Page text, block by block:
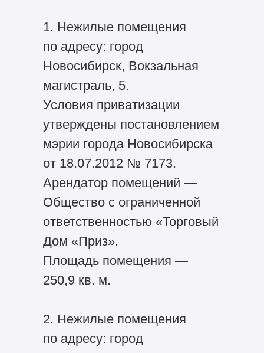
1. Нежилые помещения
по адресу: город
Новосибирск, Вокзальная
магистраль, 5.
Условия приватизации
утверждены постановлением
мэрии города Новосибирска
от 18.07.2012 № 7173.
Арендатор помещений —
Общество с ограниченной
ответственностью «Торговый
Дом «Приз».
Площадь помещения —
250,9 кв. м.
2. Нежилые помещения
по адресу: город